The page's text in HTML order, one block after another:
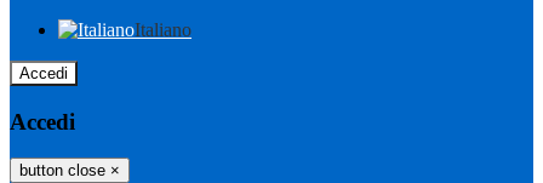
Italiano
Accedi
Accedi
button close ×